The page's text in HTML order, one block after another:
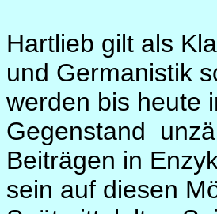
Hartlieb gilt als
und Germanistik
werden bis heute
Gegenstand
Beiträgen in
sein auf diesen